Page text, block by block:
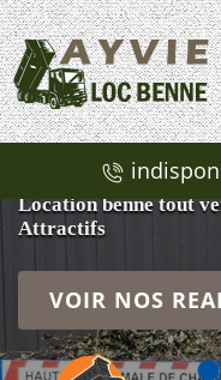
Location benne tout
Attractifs
VOIR NOS